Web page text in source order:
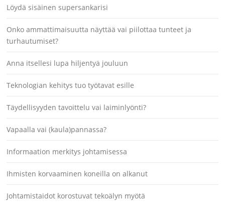
Löydä sisäinen supersankarisi
Onko ammattimaisuutta näyttää vai piilottaa tunteet ja
turhautumiset?
Anna itsellesi lupa hiljentyä jouluun
Teknologian kehitys tuo työtavat esille
Täydellisyyden tavoittelu vai laiminlyönti?
Vapaalla vai (kaula)pannassa?
Informaation merkitys johtamisessa
Ihmisten korvaaminen koneilla on alkanut
Johtamistaidot korostuvat tekoälyn myötä